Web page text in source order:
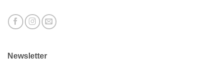
Newsletter